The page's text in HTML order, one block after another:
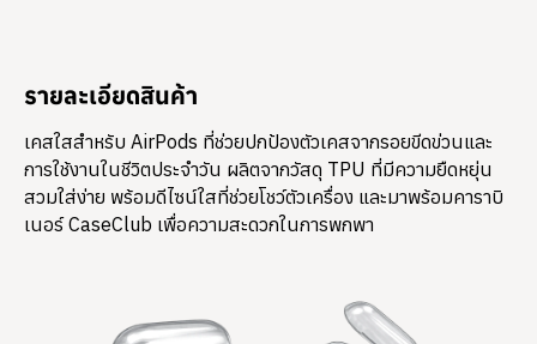
รายละเอียดสินค้า
เคสใสสำหรับ AirPods ที่ช่วยปกป้องตัวเคสจากรอยขีดข่วนและ
การใช้งานในชีวิตประจำวัน ผลิตจากวัสดุ TPU ที่มีความยืดหยุ่น
สวมใส่ง่าย พร้อมดีไซน์ใสที่ช่วยโชว์ตัวเครื่อง และมาพร้อมคาราบิ
เนอร์ CaseClub เพื่อความสะดวกในการพกพา